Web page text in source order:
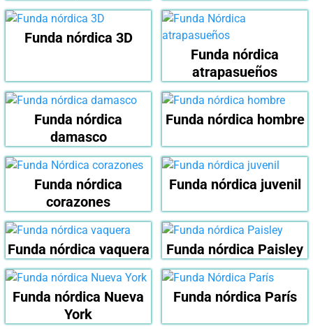
Funda nórdica 3D
Funda nórdica
atrapasueños
Funda nórdica
damasco
Funda nórdica hombre
Funda nórdica
corazones
Funda nórdica juvenil
Funda nórdica vaquera Funda nórdica Paisley
Funda nórdica Nueva
York
Funda nórdica París